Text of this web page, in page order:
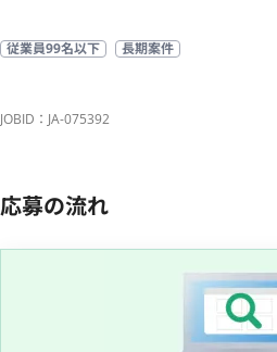
従業員99名以下 長期案件
JOBID：JA-075392
応募の流れ